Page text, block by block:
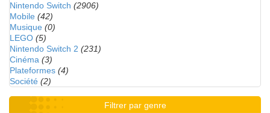
Nintendo Switch (2906)
Mobile (42)
Musique (0)
LEGO (5)
Nintendo Switch 2 (231)
Cinéma (3)
Plateformes (4)
Société (2)
Filtrer par genre